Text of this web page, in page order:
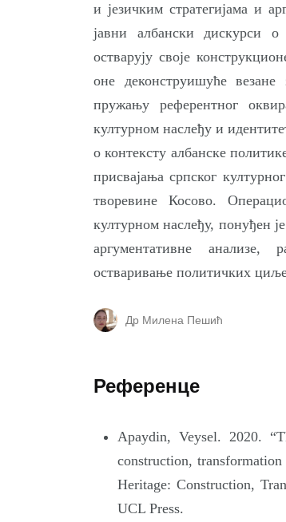
и језичким стратегијама и
јавни албански дискурси
остварују своје
оне деконструишуће
пружању референтног
културном наслеђу и
о контексту албанске
присвајања српског
творевине Косово.
културном наслеђу, понуђен
аргументативне анализе,
остваривање политичких
Др Милена Пешић
Референце
Apaydin, Veysel. 2020.
construction,
Heritage: Construction,
UCL Press.